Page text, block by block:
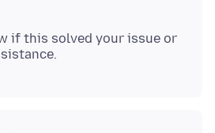
if this solved your issue or